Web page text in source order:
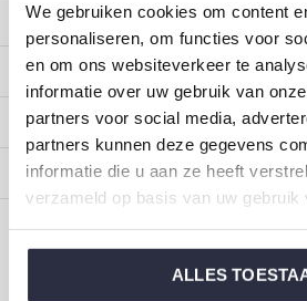
We gebruiken cookies om content
personaliseren, om functies voor
en om ons websiteverkeer te
informatie over uw gebruik van
partners voor social media,
partners kunnen deze gegevens
informatie die u aan ze heeft
verzameld op basis van uw gebruik
ALLES
Customer service
My account
Categories
About us
CALL US